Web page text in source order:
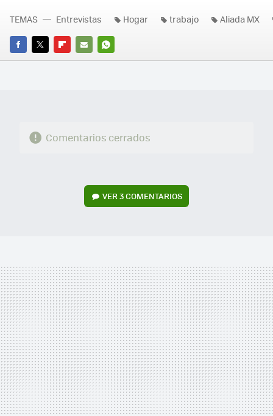
FACEBOOK
TWITTERFLIPBOARD
E-
WHATSAPP
TEMAS Entrevistas Hogar trabajo Aliada MX
Comentarios cerrados
VER3 COMENTARIOS